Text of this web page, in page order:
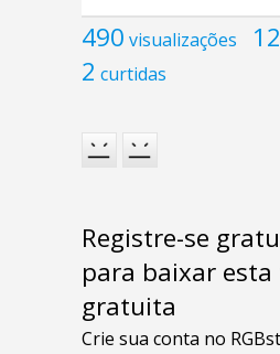
490 visualizações
2 curtidas
Registre-se
para baixar
gratuita